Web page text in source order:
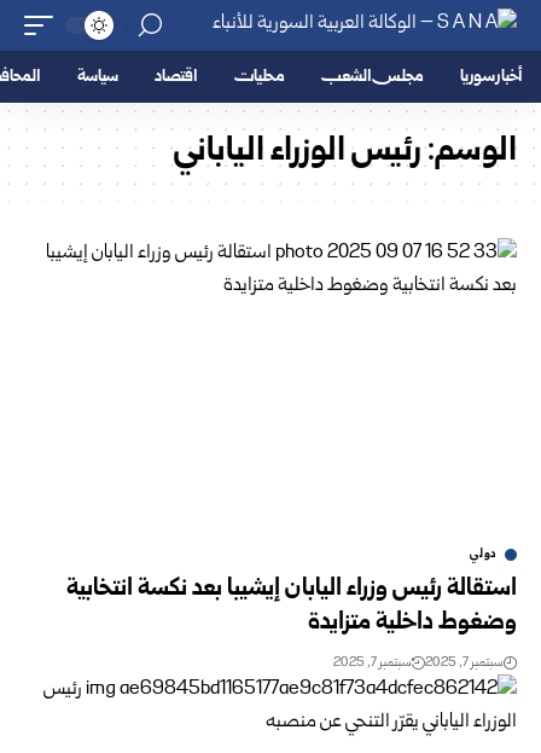
أخبار سوريا مجلس الشعب محليات اقتصاد سياسة
الوسم:رئيس الوزراء الياباني
دولي
استقالة رئيس وزراء اليابان إيشيبا بعد نكسة انتخابية
وضغوط داخلية متزايدة
سبتمبر 7, 2025 سبتمبر 7, 2025